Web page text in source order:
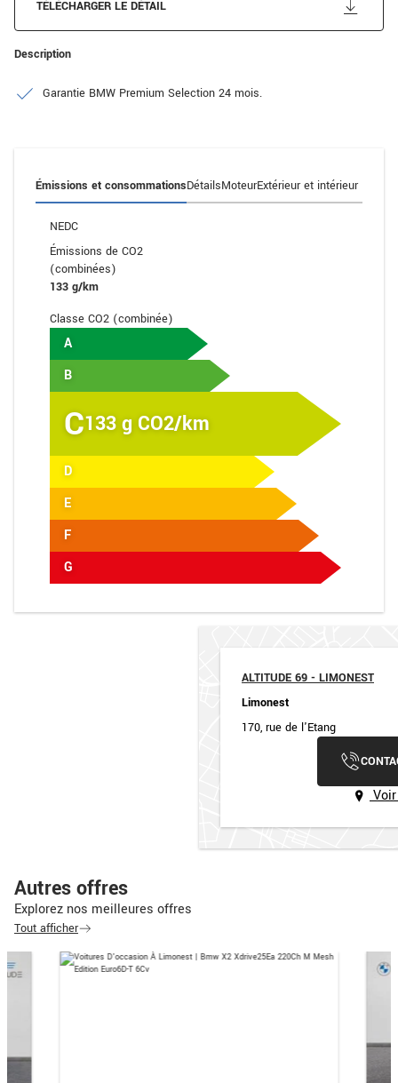
TÉLÉCHARGER LE DÉTAIL
Description
Garantie BMW Premium Selection 24 mois.
Émissions et consommationsDétailsMoteurExtérieur et intérieur
NEDC
Émissions de CO2
(combinées)
133 g/km
Classe CO2 (combinée)
A
B
C133 g CO2/km
D
E
F
G
ALTITUDE 69 - LIMONEST
Limonest
170, rue de l'Etang
Autres offres
Explorez nos meilleures offres
Tout afficher